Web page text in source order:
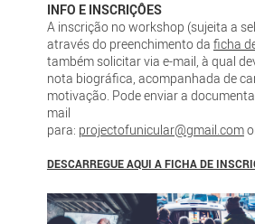
INFO E INSCRIÇÔES
A inscrição no workshop (sujeita a
através do preenchimento da ficha
também solicitar via e-mail, à qual
nota biográfica, acompanhada de
motivação. Pode enviar a
mail
para: projectofunicular@gmail.com
DESCARREGUE AQUI A FICHA DE